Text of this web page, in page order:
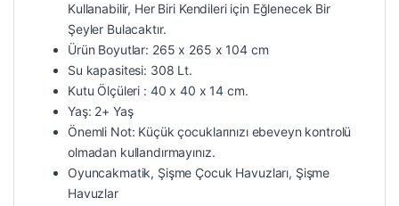
Kullanabilir, Her Biri Kendileri için Eğlenecek Bir
Şeyler Bulacaktır.
Ürün Boyutlar: 265 x 265 x 104 cm
Su kapasitesi: 308 Lt.
Kutu Ölçüleri : 40 x 40 x 14 cm.
Yaş: 2+ Yaş
Önemli Not: Küçük çocuklarınızı ebeveyn kontrolü
olmadan kullandırmayınız.
Oyuncakmatik, Şişme Çocuk Havuzları, Şişme
Havuzlar